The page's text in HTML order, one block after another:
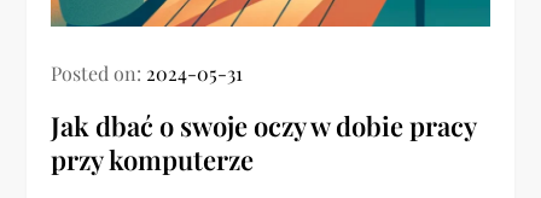
Posted on: 2024-05-31
Jak dbać o swoje oczy w dobie pracy
przy komputerze